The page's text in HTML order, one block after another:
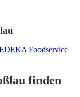
Foodservice
finden